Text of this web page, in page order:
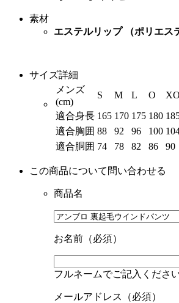
素材
エステルリップ （ポリエス
サイズ詳細
メンズ
(cm)
S M L O XO
適合身長 165 170 175 180
適合胸囲 88 92 96 100
適合胴囲 74 78 82 86 90
この商品について問い合わせる
商品名
お名前（必須）
フルネームでご記入ください
メールアドレス（必須）